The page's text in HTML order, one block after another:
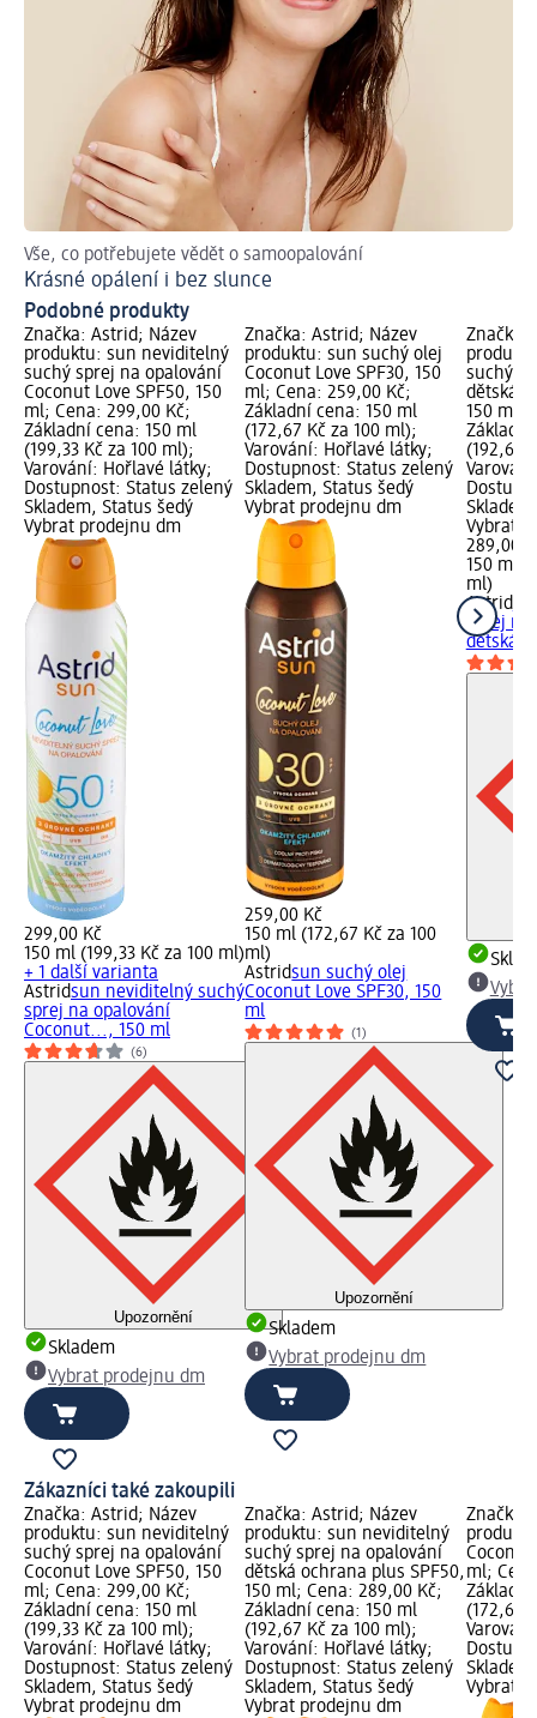
Vše, co potřebujete vědět o samoopalování
Krásné opálení i bez slunce
Podobné produkty
Značka: Astrid; Název
produktu: sun neviditelný
suchý sprej na opalování
Coconut Love SPF50, 150
ml; Cena: 299,00 Kč;
Základní cena: 150 ml
(199,33 Kč za 100 ml);
Varování: Hořlavé látky;
Dostupnost: Status zelený
Skladem, Status šedý
Vybrat prodejnu dm
299,00 Kč
150 ml (199,33 Kč za 100 ml)
+ 1 další varianta
Astridsun neviditelný suchý
sprej na opalování
Coconut..., 150 ml
(6)
Upozornění
Skladem
Vybrat prodejnu dm
Značka: Astrid; Název
produktu: sun suchý olej
Coconut Love SPF30, 150
ml; Cena: 259,00 Kč;
Základní cena: 150 ml
(172,67 Kč za 100 ml);
Varování: Hořlavé látky;
Dostupnost: Status zelený
Skladem, Status šedý
Vybrat prodejnu dm
259,00 Kč
150 ml (172,67 Kč za 100
ml)
Astridsun suchý olej
Coconut Love SPF30, 150
ml
(1)
Upozornění
Skladem
Vybrat prodejnu dm
Značka:
suchý
dětská
150 ml;
(192,67
Vybrat
289,00
150 ml
ml)
Astrid
sprej
Zákazníci také zakoupili
Značka: Astrid; Název
produktu: sun neviditelný
suchý sprej na opalování
Coconut Love SPF50, 150
ml; Cena: 299,00 Kč;
Základní cena: 150 ml
(199,33 Kč za 100 ml);
Varování: Hořlavé látky;
Dostupnost: Status zelený
Skladem, Status šedý
Vybrat prodejnu dm
Značka: Astrid; Název
produktu: sun neviditelný
suchý sprej na opalování
dětská ochrana plus SPF50,
150 ml; Cena: 289,00 Kč;
Základní cena: 150 ml
(192,67 Kč za 100 ml);
Varování: Hořlavé látky;
Dostupnost: Status zelený
Skladem, Status šedý
Vybrat prodejnu dm
Značka:
Coconut
ml;
(172,67
Vybrat